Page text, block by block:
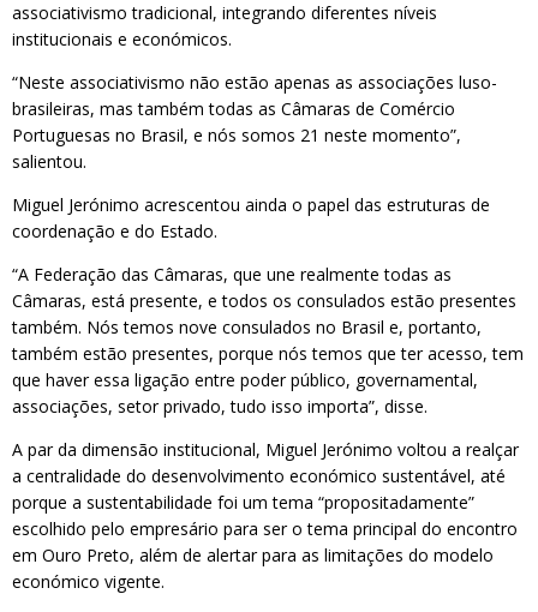
associativismo tradicional, integrando diferentes níveis
institucionais e económicos.
“Neste associativismo não estão apenas as associações luso-
brasileiras, mas também todas as Câmaras de Comércio
Portuguesas no Brasil, e nós somos 21 neste momento”,
salientou.
Miguel Jerónimo acrescentou ainda o papel das estruturas de
coordenação e do Estado.
“A Federação das Câmaras, que une realmente todas as
Câmaras, está presente, e todos os consulados estão presentes
também. Nós temos nove consulados no Brasil e, portanto,
também estão presentes, porque nós temos que ter acesso, tem
que haver essa ligação entre poder público, governamental,
associações, setor privado, tudo isso importa”, disse.
A par da dimensão institucional, Miguel Jerónimo voltou a realçar
a centralidade do desenvolvimento económico sustentável, até
porque a sustentabilidade foi um tema “propositadamente”
escolhido pelo empresário para ser o tema principal do encontro
em Ouro Preto, além de alertar para as limitações do modelo
económico vigente.